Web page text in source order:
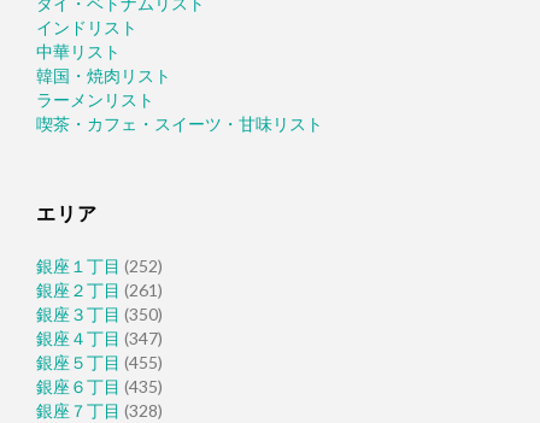
インドリスト
中華リスト
韓国・焼肉リスト
ラーメンリスト
喫茶・カフェ・スイーツ・甘味リスト
エリア
銀座１丁目 (252)
銀座２丁目 (261)
銀座３丁目 (350)
銀座４丁目 (347)
銀座５丁目 (455)
銀座６丁目 (435)
銀座７丁目 (328)